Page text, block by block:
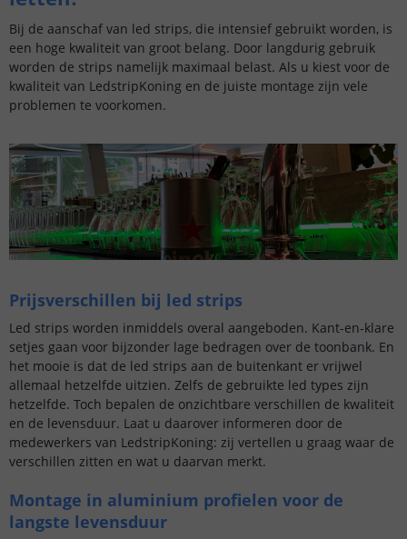
Bij de aanschaf van led strips, die intensief gebruikt worden, is
een hoge kwaliteit van groot belang. Door langdurig gebruik
worden de strips namelijk maximaal belast. Als u kiest voor de
kwaliteit van LedstripKoning en de juiste montage zijn vele
problemen te voorkomen.
Prijsverschillen bij led strips
Led strips worden inmiddels overal aangeboden. Kant-en-klare
setjes gaan voor bijzonder lage bedragen over de toonbank. En
het mooie is dat de led strips aan de buitenkant er vrijwel
allemaal hetzelfde uitzien. Zelfs de gebruikte led types zijn
hetzelfde. Toch bepalen de onzichtbare verschillen de kwaliteit
en de levensduur. Laat u daarover informeren door de
medewerkers van LedstripKoning: zij vertellen u graag waar de
verschillen zitten en wat u daarvan merkt.
Montage in aluminium profielen voor de
langste levensduur